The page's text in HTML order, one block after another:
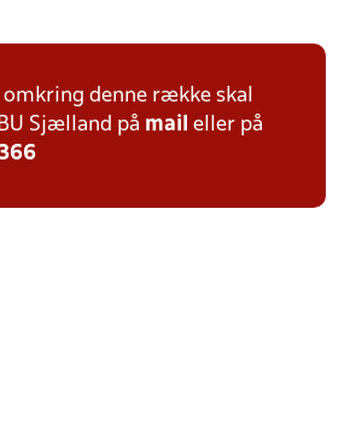
denne række skal
Sjælland på mail eller på